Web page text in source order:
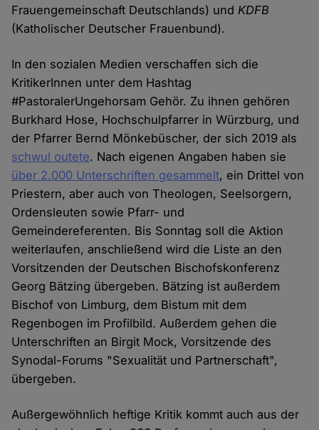
Frauengemeinschaft Deutschlands) undKDFB
(Katholischer Deutscher Frauenbund).
In den sozialen Medien verschaffen sich die
KritikerInnen unter dem Hashtag
#PastoralerUngehorsam Gehör. Zu ihnen gehören
Burkhard Hose, Hochschulpfarrer in Würzburg, und
der Pfarrer Bernd Mönkebüscher, der sich 2019 als
schwul outete. Nach eigenen Angaben haben sie
über 2.000 Unterschriften gesammelt, ein Drittel von
Priestern, aber auch von Theologen, Seelsorgern,
Ordensleuten sowie Pfarr- und
Gemeindereferenten. Bis Sonntag soll die Aktion
weiterlaufen, anschließend wird die Liste an den
Vorsitzenden der Deutschen Bischofskonferenz
Georg Bätzing übergeben. Bätzing ist außerdem
Bischof von Limburg, dem Bistum mit dem
Regenbogen im Profilbild. Außerdem gehen die
Unterschriften an Birgit Mock, Vorsitzende des
Synodal-Forums "Sexualität und Partnerschaft",
übergeben.
Außergewöhnlich heftige Kritik kommt auch aus der